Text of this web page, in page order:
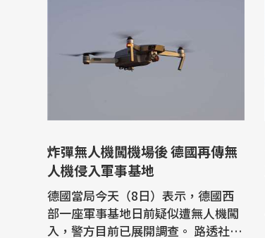
炸彈無人機闖機場後 德國再傳無
人機侵入軍事基地
德國當局今天（8日）表示，德國西
部一座軍事基地日前疑似遭無人機闖
入，警方目前已展開調查。 路透社報